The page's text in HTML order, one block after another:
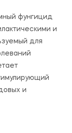
фунгицид
и
для
и